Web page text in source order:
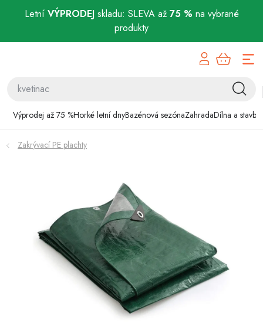
Letní VÝPRODEJskladu: SLEVA až 75 % na vybrané
produkty
Výprodej až 75 %Horké letní dnyBazénová sezónaZahradaDílna a stavba
Bazénová sezóna
Zahrada
Chovatelské potřeby
Hobby
Dětské zboží a hračky
Zakrývací PE plachty